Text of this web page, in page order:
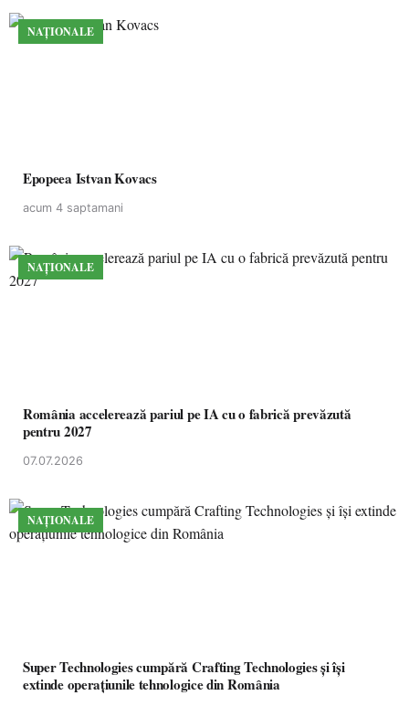
NAȚIONALE
Epopeea Istvan Kovacs
acum 4 saptamani
NAȚIONALE
România accelerează pariul pe IA cu o fabrică prevăzută
pentru 2027
07.07.2026
NAȚIONALE
Super Technologies cumpără Crafting Technologies și își
extinde operațiunile tehnologice din România